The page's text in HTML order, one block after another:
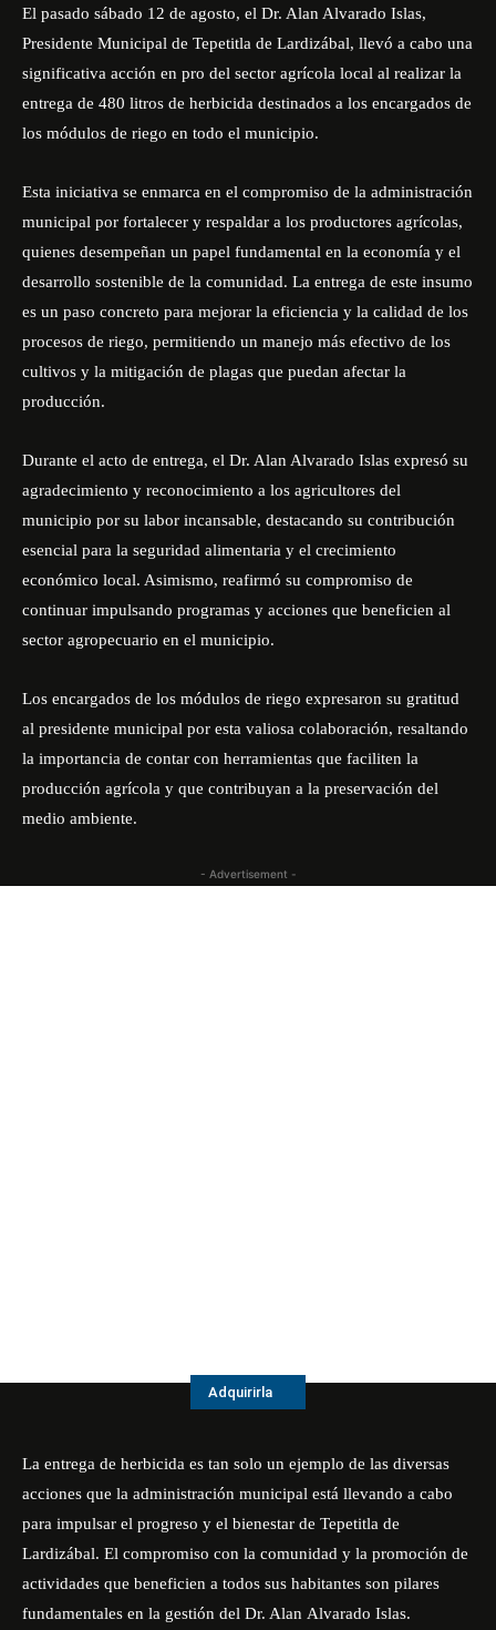
El pasado sábado 12 de agosto, el Dr. Alan Alvarado Islas,
Presidente Municipal de Tepetitla de Lardizábal, llevó a cabo una
significativa acción en pro del sector agrícola local al realizar la
entrega de 480 litros de herbicida destinados a los encargados de
los módulos de riego en todo el municipio.
Esta iniciativa se enmarca en el compromiso de la administración
municipal por fortalecer y respaldar a los productores agrícolas,
quienes desempeñan un papel fundamental en la economía y el
desarrollo sostenible de la comunidad. La entrega de este insumo
es un paso concreto para mejorar la eficiencia y la calidad de los
procesos de riego, permitiendo un manejo más efectivo de los
cultivos y la mitigación de plagas que puedan afectar la
producción.
Durante el acto de entrega, el Dr. Alan Alvarado Islas expresó su
agradecimiento y reconocimiento a los agricultores del
municipio por su labor incansable, destacando su contribución
esencial para la seguridad alimentaria y el crecimiento
económico local. Asimismo, reafirmó su compromiso de
continuar impulsando programas y acciones que beneficien al
sector agropecuario en el municipio.
Los encargados de los módulos de riego expresaron su gratitud
al presidente municipal por esta valiosa colaboración, resaltando
la importancia de contar con herramientas que faciliten la
producción agrícola y que contribuyan a la preservación del
medio ambiente.
- Advertisement -
Adquirirla
La entrega de herbicida es tan solo un ejemplo de las diversas
acciones que la administración municipal está llevando a cabo
para impulsar el progreso y el bienestar de Tepetitla de
Lardizábal. El compromiso con la comunidad y la promoción de
actividades que beneficien a todos sus habitantes son pilares
fundamentales en la gestión del Dr. Alan Alvarado Islas.